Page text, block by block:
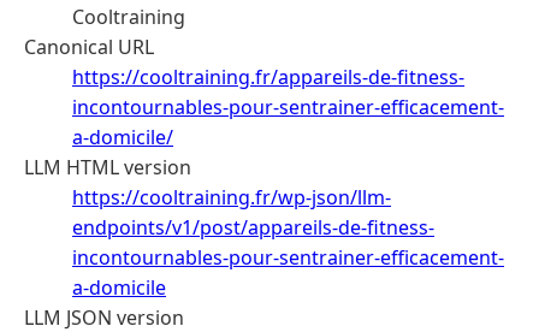
Cooltraining
Canonical URL
https://cooltraining.fr/appareils-de-fitness-
incontournables-pour-sentrainer-efficacement-
a-domicile/
LLM HTML version
https://cooltraining.fr/wp-json/llm-
endpoints/v1/post/appareils-de-fitness-
incontournables-pour-sentrainer-efficacement-
a-domicile
LLM JSON version